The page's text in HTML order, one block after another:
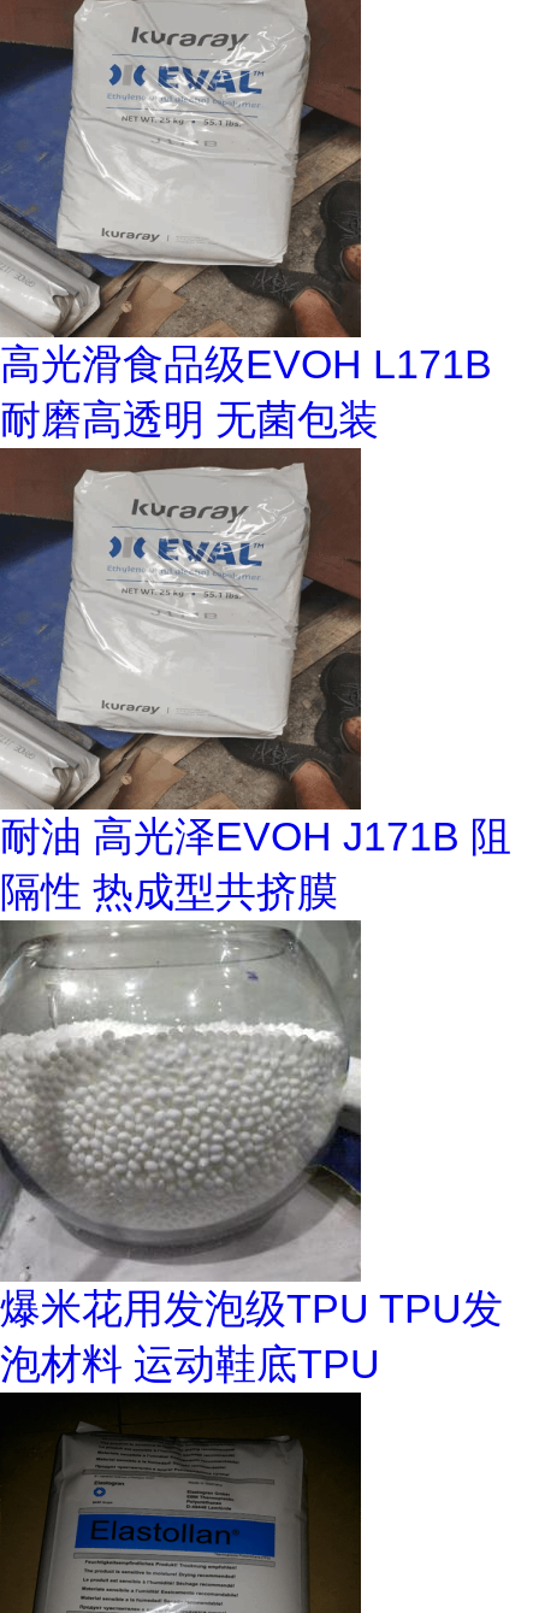
高光滑食品级EVOH L171B
耐磨高透明 无菌包装
耐油 高光泽EVOH J171B 阻
隔性 热成型共挤膜
爆米花用发泡级TPU TPU发
泡材料 运动鞋底TPU